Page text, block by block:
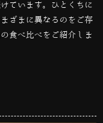
ています。ひとくちに
ざまに異なるのをご存
食べ比べをご紹介しま